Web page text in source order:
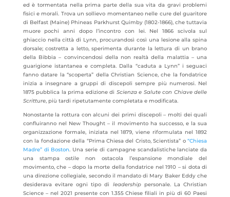
ed è tormentata nella prima parte della sua vita da gravi problemi
fisici e morali. Trova un sollievo momentaneo nelle cure del guaritore
di Belfast (Maine) Phineas Parkhurst Quimby (1802-1866), che tuttavia
muore pochi anni​ dopo l’incontro con lei. Nel 1866 scivola sul
ghiaccio nella città di Lynn, procurandosì così una lesione alla spina
dorsale; costretta a letto, sperimenta durante la lettura di un brano
della Bibbia – convincendosi della non realtà della malattia – una
guarigione istantanea e completa. Dalla “caduta a Lynn” i seguaci
fanno datare la “scoperta” della Christian Science, che la fondatrice
inizia a insegnare a gruppi di discepoli sempre più numerosi. Nel
1875 pubblica la prima edizione di Scienza e Salute con Chiave delle
Scritture, più tardi ripetutamente completata e modificata.
Nonostante la rottura con alcuni dei primi discepoli – molti dei quali
confluiranno nel New Thought – il movimento ha successo, e la sua
organizzazione formale, iniziata nel 1879, viene riformulata nel 1892
con la fondazione della “Prima Chiesa del Cristo, Scientista” o“Chiesa
Madre” di Boston. Una serie di campagne scandalistiche lanciate da
una stampa ostile non ostacola l’espansione mondiale del
movimento, che – dopo la morte della fondatrice nel 1910 – si dota di
una direzione collegiale, secondo il mandato di Mary Baker Eddy che
desiderava evitare ogni tipo di leadershippersonale. La Christian
Science – nel 2021 presente con 1.355 Chiese filiali in più di 60 Paesi